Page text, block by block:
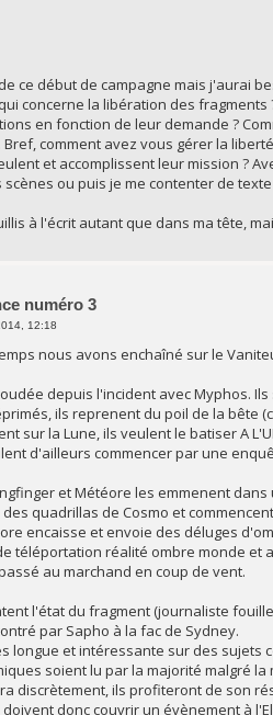
ce début de campagne mais j'aurai
concerne la libération des
en fonction de leur demande ?
comment avez vous gérer la
et accomplissent leur mission ?
ou puis je me contenter de
à l'écrit autant que dans ma tête,
numéro 3
12:18
nous avons enchaîné sur le
depuis l'incident avec Myphos.
ils reprenent du poil de la bête
sur la Lune, ils veulent le batiser A
d'ailleurs commencer par une
et Météore les emmenent
quadrillas de Cosmo et
encaisse et envoie des déluges
téléportation réalité ombre monde et
au marchand en coup de vent.
l'état du fragment (journaliste
par Sapho à la fac de Sydney.
longue et intéressante sur des
soient lu par la majorité malgré
discrètement, ils profiteront de son
doivent donc couvrir un évènement à